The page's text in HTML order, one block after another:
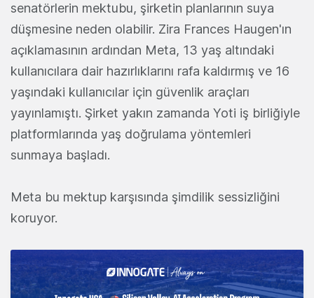
senatörlerin mektubu, şirketin planlarının suya
düşmesine neden olabilir. Zira Frances Haugen'ın
açıklamasının ardından Meta, 13 yaş altındaki
kullanıcılara dair hazırlıklarını rafa kaldırmış ve 16
yaşındaki kullanıcılar için güvenlik araçları
yayınlamıştı. Şirket yakın zamanda Yoti iş birliğiyle
platformlarında yaş doğrulama yöntemleri
sunmaya başladı.
Meta bu mektup karşısında şimdilik sessizliğini
koruyor.